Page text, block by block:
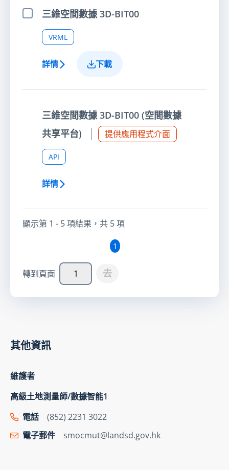
選擇項目三維空間數據 3D-BIT00
VRML
詳情 下載
三維空間數據 3D-BIT00 (空間數據
共享平台)
提供應用程式介面
API
詳情
顯示第 1 - 5項結果，共 5項
1
轉到頁面 去
其他資訊
維護者
高級土地測量師/數據智能1
電話
(852) 2231 3022
電子郵件
smocmut@landsd.gov.hk